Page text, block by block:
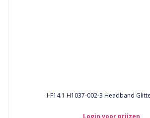
I-F14.1 H1037-002-3 Headband
Login voor prijzen